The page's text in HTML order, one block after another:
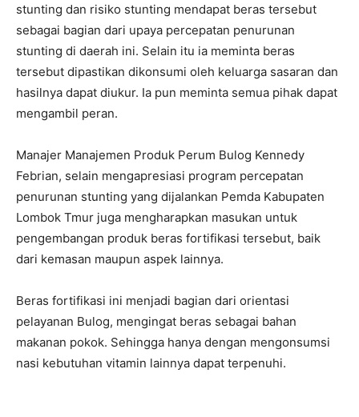
stunting dan risiko stunting mendapat beras tersebut
sebagai bagian dari upaya percepatan penurunan
stunting di daerah ini. Selain itu ia meminta beras
tersebut dipastikan dikonsumi oleh keluarga sasaran dan
hasilnya dapat diukur. Ia pun meminta semua pihak dapat
mengambil peran.
Manajer Manajemen Produk Perum Bulog Kennedy
Febrian, selain mengapresiasi program percepatan
penurunan stunting yang dijalankan Pemda Kabupaten
Lombok Tmur juga mengharapkan masukan untuk
pengembangan produk beras fortifikasi tersebut, baik
dari kemasan maupun aspek lainnya.
Beras fortifikasi ini menjadi bagian dari orientasi
pelayanan Bulog, mengingat beras sebagai bahan
makanan pokok. Sehingga hanya dengan mengonsumsi
nasi kebutuhan vitamin lainnya dapat terpenuhi.